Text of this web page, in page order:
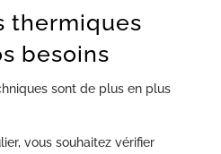
thermiques
besoins
sont de plus en plus
vous souhaitez vérifier